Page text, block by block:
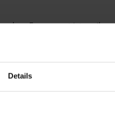
Details
dass Europa gut ist, weil
des 20. Jahrhunderts,
um den Menschen als
als junger Mensch sehr
mehr Europa mit mehr